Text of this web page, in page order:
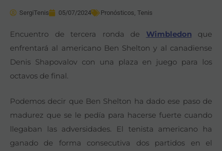
SergiTenis 05/07/2024 Pronósticos, Tenis
Encuentro de tercera ronda de Wimbledon que
enfrentará al americano Ben Shelton y al canadiense
Denis Shapovalov con una plaza en juego para los
octavos de final.
Podemos decir que Ben Shelton ha dado ese paso de
madurez que se le pedía para hacerse fuerte cuando
llegaban las adversidades. El tenista americano ha
ganado de forma consecutiva dos partidos en el